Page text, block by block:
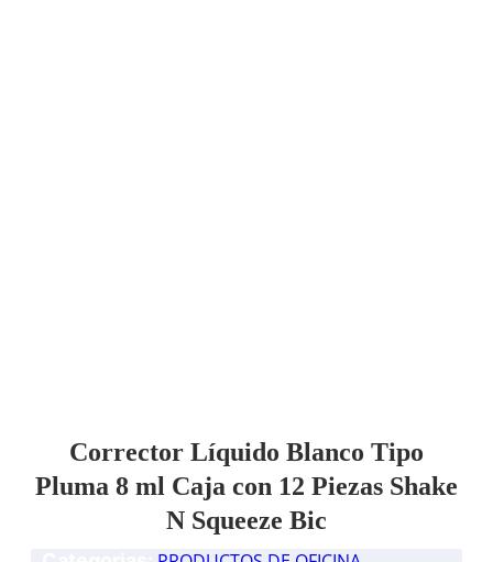
Corrector Líquido Blanco Tipo
Pluma 8 ml Caja con 12 Piezas Shake
N Squeeze Bic